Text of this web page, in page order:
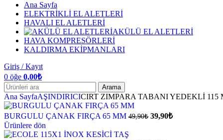
Ana Sayfa
ELEKTRİKLİ EL ALETLERİ
HAVALI EL ALETLERİ
AKÜLÜ EL ALETLERİ
HAVA KOMPRESÖRLERİ
KALDIRMA EKİPMANLARI
Giriş / Kayıt
0 öğe 0,00₺
Arama
Ana SayfaAŞINDIRICICIRT ZIMPARA TABANI YEDEKLİ 115
BURGULU ÇANAK FIRÇA 65 MM 49,90₺ 39,90₺
Ürünlere dön